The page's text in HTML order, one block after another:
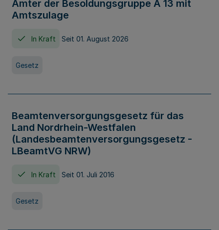
Ämter der Besoldungsgruppe A 13 mit
Amtszulage
In Kraft Seit 01. August 2026
Gesetz
Beamtenversorgungsgesetz für das
Land Nordrhein-Westfalen
(Landesbeamtenversorgungsgesetz -
LBeamtVG NRW)
In Kraft Seit 01. Juli 2016
Gesetz